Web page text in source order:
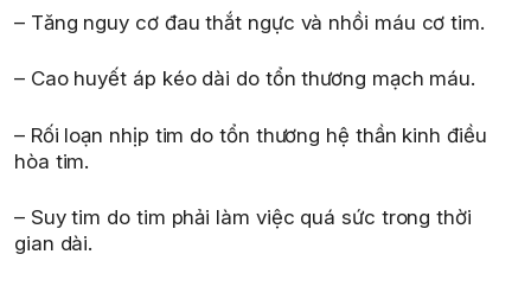
– Tăng nguy cơ đau thắt ngực và nhồi máu cơ tim.
– Cao huyết áp kéo dài do tổn thương mạch máu.
– Rối loạn nhịp tim do tổn thương hệ thần kinh điều
hòa tim.
– Suy tim do tim phải làm việc quá sức trong thời
gian dài.